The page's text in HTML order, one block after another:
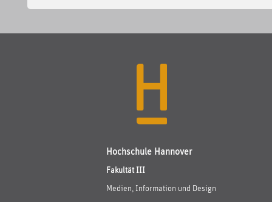
Hochschule Hannover
Fakultät III
Medien, Information und Design